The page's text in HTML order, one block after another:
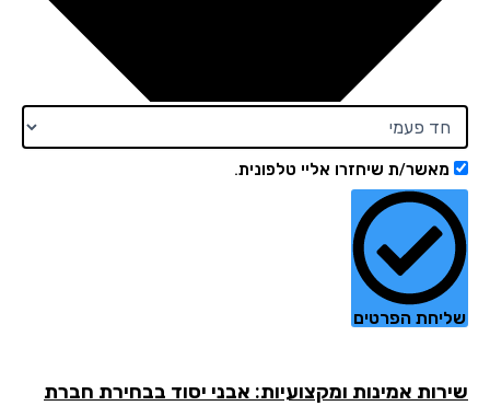
מאשר/ת שיחזרו אליי טלפונית.
הפרטים
אמינות ומקצועיות: אבני יסוד בבחירת חברת